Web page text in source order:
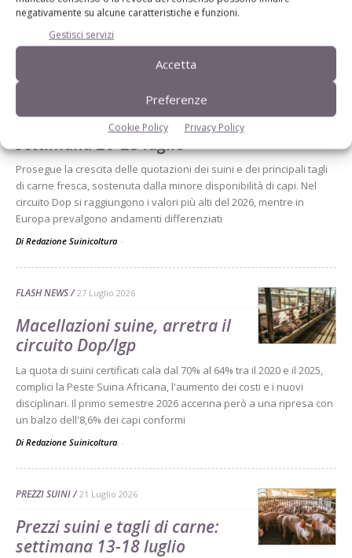
negativamente su alcune caratteristiche e funzioni.
Gestisci servizi
Accetta
Preferenze
Cookie Policy Privacy Policy
Dalla stessa categoria
Prezzi suini e tagli di carne:
settimana 20-25 luglio
Prosegue la crescita delle quotazioni dei suini e dei principali tagli
di carne fresca, sostenuta dalla minore disponibilità di capi. Nel
circuito Dop si raggiungono i valori più alti del 2026, mentre in
Europa prevalgono andamenti differenziati
Di Redazione Suinicoltura -
FLASH NEWS 27 Luglio 2026
Macellazioni suine, arretra il
circuito Dop/Igp
La quota di suini certificati cala dal 70% al 64% tra il 2020 e il 2025,
complici la Peste Suina Africana, l'aumento dei costi e i nuovi
disciplinari. Il primo semestre 2026 accenna però a una ripresa con
un balzo dell'8,6% dei capi conformi
Di Redazione Suinicoltura -
PREZZI SUINI 21 Luglio 2026
Prezzi suini e tagli di carne:
settimana 13-18 luglio